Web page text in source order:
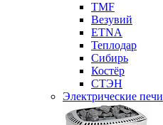
ТМF
Везувий
ETNA
Теплодар
Сибирь
Костёр
СТЭН
Электрические печи